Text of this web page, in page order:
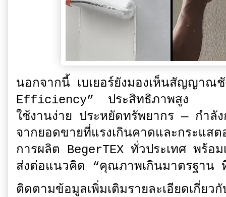
นอกจากนี้ เบเยอร์ยังมองเห็นสัญญาณ
Efficiency” ประสิทธิภาพสูง
ใช้งานง่าย ประหยัดทรัพยากร — กำลัง
จากยอดขายที่แรงเกินคาดและกระแส
การผลิต BegerTEX ทั่วประเทศ พร้อ
ส่งต่อแนวคิด “คุณภาพเกินมาตรฐาน ที่
ติดตามข้อมูลเพิ่มเติมรายละเอียดเกี่ย